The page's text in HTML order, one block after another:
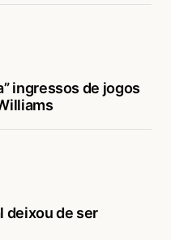
ingressos de jogos
deixou de ser